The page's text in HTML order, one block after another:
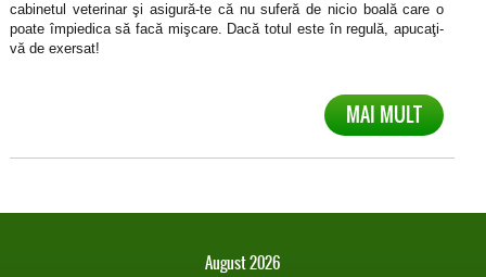
cabinetul veterinar şi asigură-te că nu suferă de nicio boală care o
poate împiedica să facă mişcare. Dacă totul este în regulă, apucaţi-
vă de exersat!
MAI MULT
August 2026